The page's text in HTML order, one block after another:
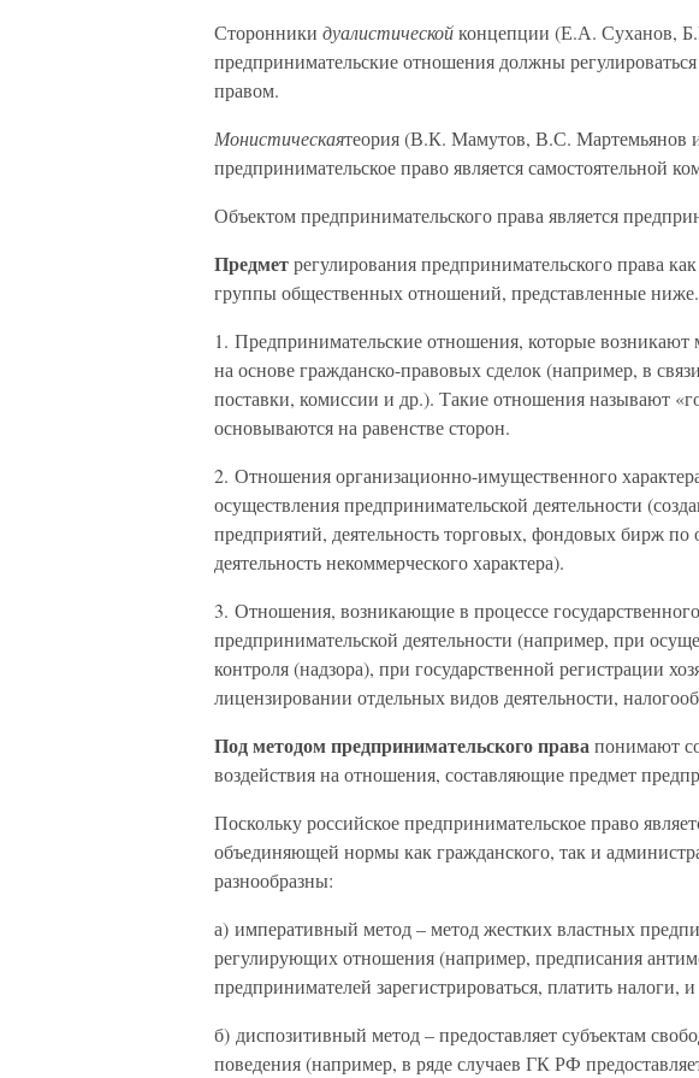
Сторонники дуалистическойконцепции (Е.А. Суханов,
предпринимательские отношения должны
правом.
Монистическаятеория (В.К. Мамутов, В.С. Мартемьянов
предпринимательское право является самостоятельной
Объектом предпринимательского права является
Предметрегулирования предпринимательского права
группы общественных отношений, представленные ниже.
1. Предпринимательские отношения, которые
на основе гражданско-правовых сделок (например, в
поставки, комиссии и др.). Такие отношения называют
основываются на равенстве сторон.
2. Отношения организационно-имущественного
осуществления предпринимательской деятельности
предприятий, деятельность торговых, фондовых бирж по
деятельность некоммерческого характера).
3. Отношения, возникающие в процессе
предпринимательской деятельности (например, при
контроля (надзора), при государственной регистрации
лицензировании отдельных видов деятельности,
Под методом предпринимательского правапонимают
воздействия на отношения, составляющие предмет
Поскольку российское предпринимательское право
объединяющей нормы как гражданского, так и
разнообразны:
а) императивный метод – метод жестких властных
регулирующих отношения (например, предписания
предпринимателей зарегистрироваться, платить налоги,
б) диспозитивный метод – предоставляет субъектам
поведения (например, в ряде случаев ГК РФ